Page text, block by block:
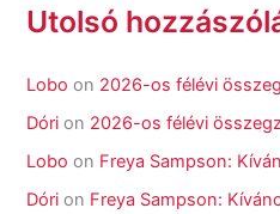
Utolsó
Lobo on 2026-os félévi
Dóri on 2026-os félévi
Lobo on Freya Sampson:
Dóri on Freya Sampson: